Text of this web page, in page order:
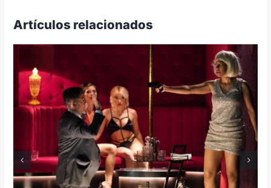
Artículos relacionados